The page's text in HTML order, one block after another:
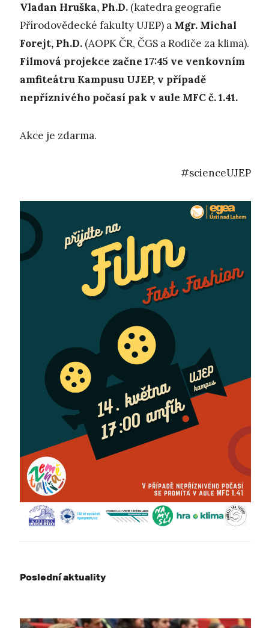
Vladan Hruška, Ph.D. (katedra geografie
Přírodovědecké fakulty UJEP) a Mgr. Michal
Forejt, Ph.D. (AOPK ČR, ČGS a Rodiče za klima).
Filmová projekce začne 17:45 ve venkovním
amfiteátru Kampusu UJEP, v případě
nepříznivého počasí pak v aule MFC č. 1.41.
Akce je zdarma.
#scienceUJEP
Poslední aktuality